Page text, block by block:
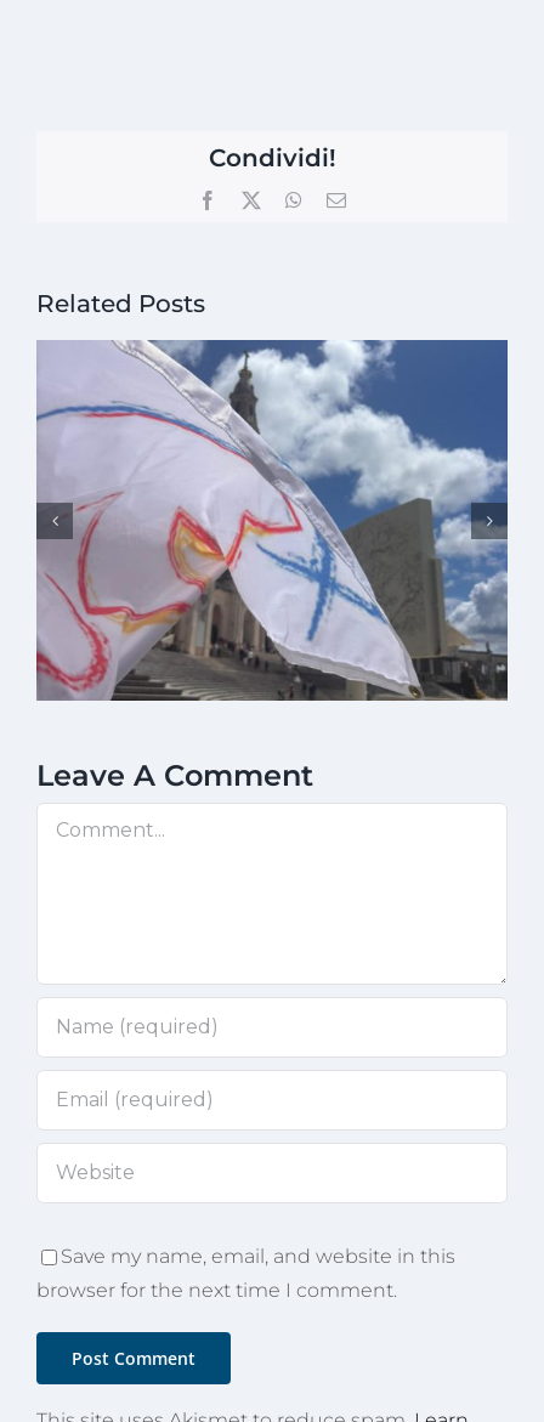
Condividi!
Facebook WhatsApp
Email
Related Posts
Leave A Comment
Comment
Save my name, email, and website in this
browser for the next time I comment.